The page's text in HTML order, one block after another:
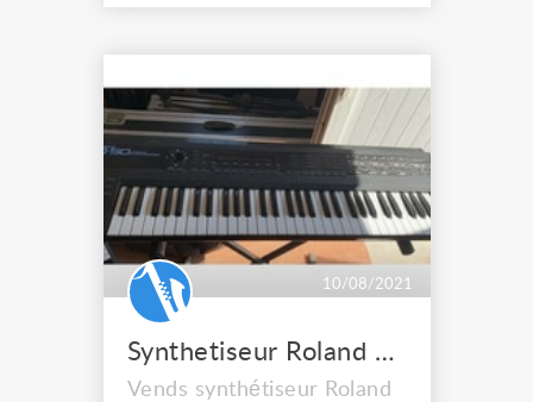
10/08/2021
Synthetiseur Roland D50
Vends synthétiseur Roland